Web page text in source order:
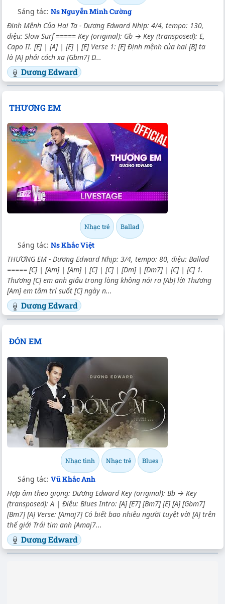
Sáng tác: Ns Nguyễn Minh Cường
Định Mệnh Của Hai Ta - Dương Edward Nhịp: 4/4, tempo: 130,
điệu: Slow Surf ===== Key (original): Gb → Key (transposed): E,
Capo II. [E] | [A] | [E] | [E] Verse 1: [E] Định mệnh của hai [B] ta
là [A] phải cách xa [Gbm7] D...
Dương Edward
THƯƠNG EM
Nhạc trẻ Ballad
Sáng tác: Ns Khắc Việt
THƯƠNG EM - Dương Edward Nhịp: 3/4, tempo: 80, điệu: Ballad
===== [C] | [Am] | [Am] | [C] | [C] | [Dm] | [Dm7] | [C] | [C] 1.
Thương [C] em anh giấu trong lòng không nói ra [Ab] lời Thương
[Am] em tâm trí suốt [C] ngày n...
Dương Edward
ĐÓN EM
Nhạc tình Nhạc trẻ Blues
Sáng tác: Vũ Khắc Anh
Hợp âm theo giọng: Dương Edward Key (original): Bb → Key
(transposed): A | Điệu: Blues Intro: [A] [E7] [Bm7] [E] [A] [Gbm7]
[Bm7] [A] Verse: [Amaj7] Có biết bao nhiêu người tuyệt vời [A] trên
thế giới Trái tim anh [Amaj7...
Dương Edward